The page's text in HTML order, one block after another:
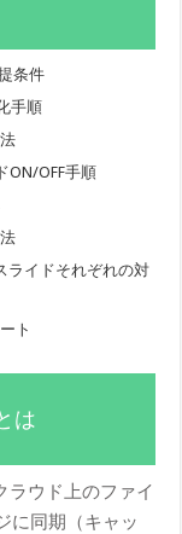
条件
手順
ON/OFF手順
ライドそれぞれの対
ト
は
ラウド上のファイ
に同期（キャッ